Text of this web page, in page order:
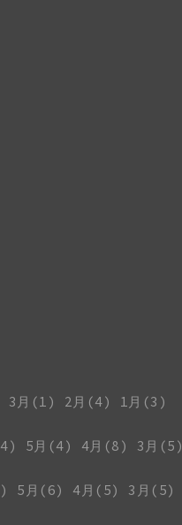
3月(1) 2月(4)
1月(3)
5月(4) 4月(8) 3月(5)
5月(6) 4月(5) 3月(5)